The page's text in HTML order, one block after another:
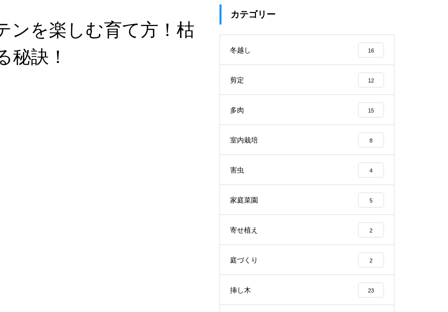
ンを楽しむ育て方！枯
秘訣！
カテゴリー
冬越し 16
剪定 12
多肉 15
室内栽培 8
害虫 4
家庭菜園 5
寄せ植え 2
庭づくり 2
挿し木 23